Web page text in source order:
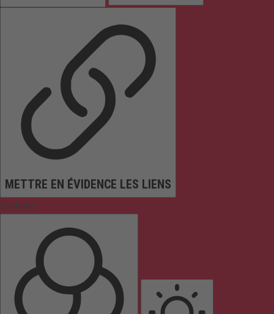
METTRE EN ÉVIDENCE LES LIENS
Couleurs